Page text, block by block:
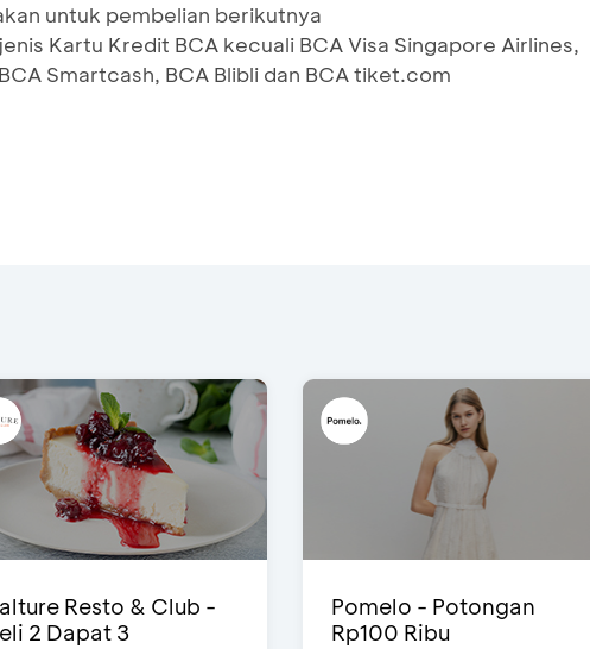
untuk pembelian berikutnya
Kartu Kredit BCA kecuali BCA Visa Singapore Airlines,
Smartcash, BCA Blibli dan BCA tiket.com
Resto & Club -
2 Dapat 3
Pomelo - Potongan
Rp100 Ribu